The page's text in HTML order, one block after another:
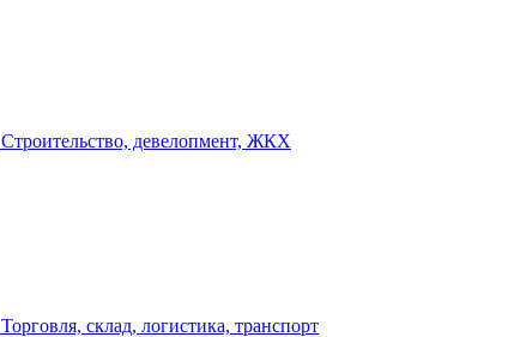
Строительство, девелопмент, ЖКХ
Торговля, склад, логистика, транспорт